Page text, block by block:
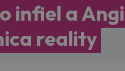
infiel a
reality